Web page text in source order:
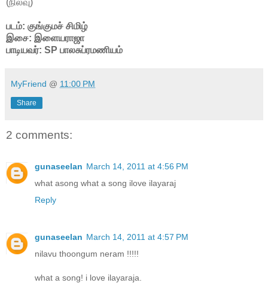
(நிலவு)
படம்: குங்குமச் சிமிழ்
இசை: இளையராஜா
பாடியவர்: SP பாலசுப்ரமணியம்
MyFriend @ 11:00 PM
Share
2 comments:
gunaseelan March 14, 2011 at 4:56 PM
what asong what a song ilove ilayaraj
Reply
gunaseelan March 14, 2011 at 4:57 PM
nilavu thoongum neram !!!!!
what a song! i love ilayaraja.